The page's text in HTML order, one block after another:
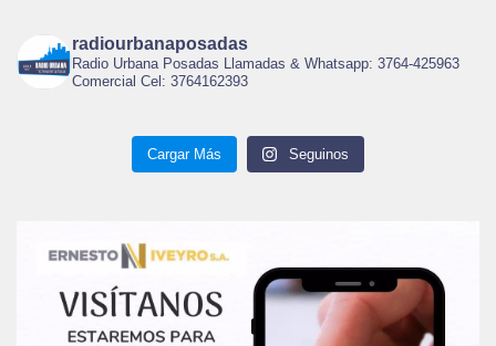
radiourbanaposadas
Radio Urbana Posadas Llamadas & Whatsapp: 3764-425963
Comercial Cel: 3764162393
Cargar Más Seguinos